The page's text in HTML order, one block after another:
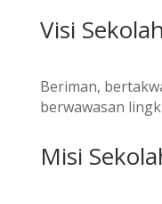
Visi Sekolah
Beriman,
berwawasan
Misi